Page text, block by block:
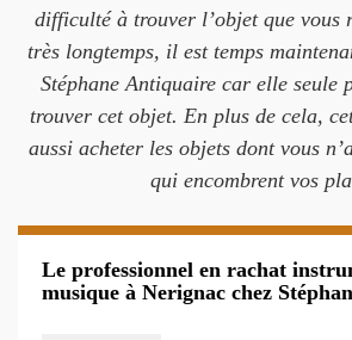
difficulté à trouver l’objet que vous
très longtemps, il est temps
Stéphane Antiquaire car elle seule
trouver cet objet. En plus de cela,
aussi acheter les objets dont vous
qui encombrent vos
Le professionnel en rachat
musique à Nerignac chez